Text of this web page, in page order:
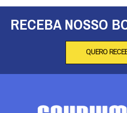
RECEBA NOSSO
QUERO